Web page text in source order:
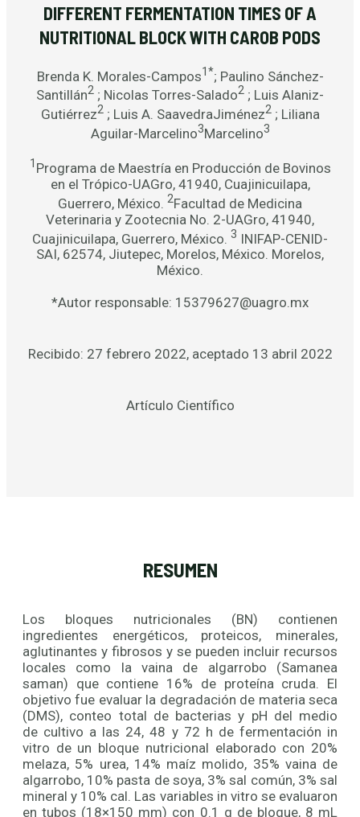
DIFFERENT FERMENTATION TIMES OF A
NUTRITIONAL BLOCK WITH CAROB PODS
Brenda K. Morales-Campos1*; Paulino Sánchez-
Santillán2 ; Nicolas Torres-Salado2 ; Luis Alaniz-
Gutiérrez2; Luis A. SaavedraJiménez2; Liliana
Aguilar-Marcelino3Marcelino3
1 Programa de Maestría en Producción de Bovinos
en el Trópico-UAGro, 41940, Cuajinicuilapa,
Guerrero, México. 2Facultad de Medicina
Veterinaria y Zootecnia No. 2-UAGro, 41940,
Cuajinicuilapa, Guerrero, México. 3 INIFAP-CENID-
SAI, 62574, Jiutepec, Morelos, México. Morelos,
México.
*Autor responsable: 15379627@uagro.mx
Recibido: 27 febrero 2022, aceptado 13 abril 2022
Artículo Científico
RESUMEN
Los bloques nutricionales (BN) contienen
ingredientes energéticos, proteicos, minerales,
aglutinantes y fibrosos y se pueden incluir recursos
locales como la vaina de algarrobo (Samanea
saman) que contiene 16% de proteína cruda. El
objetivo fue evaluar la degradación de materia seca
(DMS), conteo total de bacterias y pH del medio
de cultivo a las 24, 48 y 72 h de fermentación in
vitro de un bloque nutricional elaborado con 20%
melaza, 5% urea, 14% maíz molido, 35% vaina de
algarrobo, 10% pasta de soya, 3% sal común, 3% sal
mineral y 10% cal. Las variables in vitro se evaluaron
en tubos (18×150 mm) con 0.1 g de bloque, 8 mL